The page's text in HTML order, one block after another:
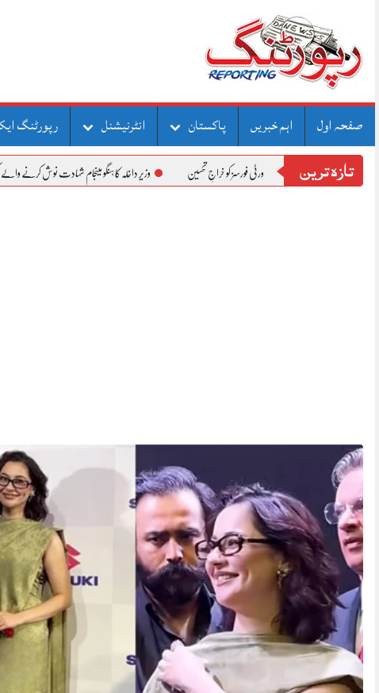
صفحہ اول اہم خبریں پاکستان انٹرنیشنل رپورٹنگ
تازہ ترین وزیر داخلہ کا ہنگو میںجام شہادت نوش کرنے والے کیپٹن حمزہ اکرم شہید کو خراج